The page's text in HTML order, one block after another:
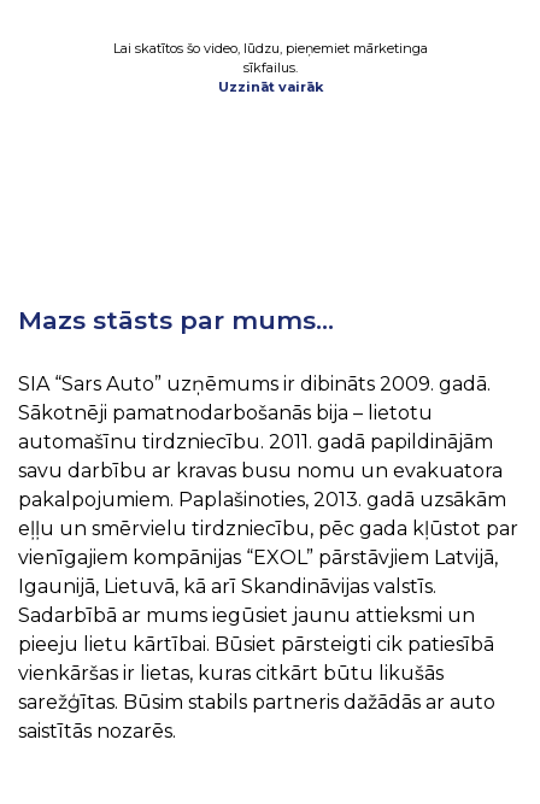
Lai skatītos šo video, lūdzu, pieņemiet mārketinga
sīkfailus.
Uzzināt vairāk
Mazs stāsts par mums…
SIA “Sars Auto” uzņēmums ir dibināts 2009. gadā.
Sākotnēji pamatnodarbošanās bija – lietotu
automašīnu tirdzniecību. 2011. gadā papildinājām
savu darbību ar kravas busu nomu un evakuatora
pakalpojumiem. Paplašinoties, 2013. gadā uzsākām
eļļu un smērvielu tirdzniecību, pēc gada kļūstot par
vienīgajiem kompānijas “EXOL” pārstāvjiem Latvijā,
Igaunijā, Lietuvā, kā arī Skandināvijas valstīs.
Sadarbībā ar mums iegūsiet jaunu attieksmi un
pieeju lietu kārtībai. Būsiet pārsteigti cik patiesībā
vienkāršas ir lietas, kuras citkārt būtu likušās
sarežģītas. Būsim stabils partneris dažādās ar auto
saistītās nozarēs.